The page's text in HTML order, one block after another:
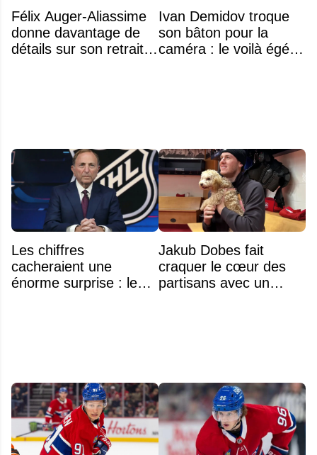
Félix Auger-Aliassime
donne davantage de
détails sur son retrait
Ivan Demidov troque
son bâton pour la
caméra : le voilà égérie
Les chiffres
cacheraient une
énorme surprise : le
Jakub Dobes fait
craquer le cœur des
partisans avec un